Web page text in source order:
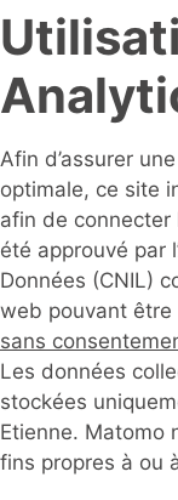
Afin d’assurer
optimale, ce site
afin de connecter
été approuvé par
Données (CNIL)
web pouvant être
sans
Les données
stockées
Etienne. Matomo
fins propres à ou